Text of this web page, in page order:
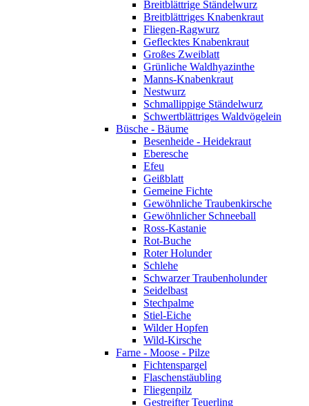
Breitblättrige Ständelwurz
Breitblättriges Knabenkraut
Fliegen-Ragwurz
Geflecktes Knabenkraut
Großes Zweiblatt
Grünliche Waldhyazinthe
Manns-Knabenkraut
Nestwurz
Schmallippige Ständelwurz
Schwertblättriges Waldvögelein
Büsche - Bäume
Besenheide - Heidekraut
Eberesche
Efeu
Geißblatt
Gemeine Fichte
Gewöhnliche Traubenkirsche
Gewöhnlicher Schneeball
Ross-Kastanie
Rot-Buche
Roter Holunder
Schlehe
Schwarzer Traubenholunder
Seidelbast
Stechpalme
Stiel-Eiche
Wilder Hopfen
Wild-Kirsche
Farne - Moose - Pilze
Fichtenspargel
Flaschenstäubling
Fliegenpilz
Gestreifter Teuerling